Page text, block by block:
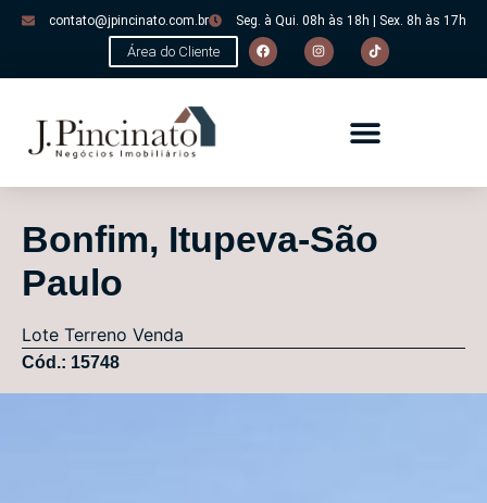
contato@jpincinato.com.br Seg. à Qui. 08h às 18h | Sex. 8h às 17h
Área do Cliente
Bonfim, Itupeva-São
Paulo
Lote Terreno Venda
Cód.: 15748